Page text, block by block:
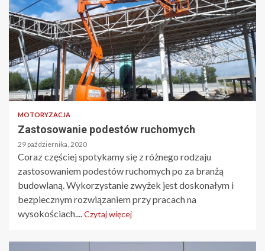
MOTORYZACJA
Zastosowanie podestów ruchomych
29 października, 2020
Coraz częściej spotykamy się z różnego rodzaju
zastosowaniem podestów ruchomych po za branżą
budowlaną. Wykorzystanie zwyżek jest doskonałym i
bezpiecznym rozwiązaniem przy pracach na
wysokościach....Czytaj więcej